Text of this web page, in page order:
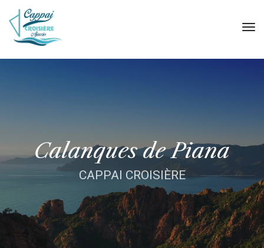
Calanques de Piana
CAPPAI CROISIÈRE